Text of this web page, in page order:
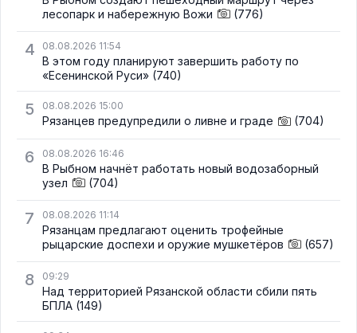
лесопарк и набережную Вожи
(776)
4 08.08.2026 11:54
В этом году планируют завершить работу по
«Есенинской Руси» (740)
5 08.08.2026 15:00
Рязанцев предупредили о ливне и граде (704)
6 08.08.2026 16:46
В Рыбном начнёт работать новый водозаборный
узел
(704)
7 08.08.2026 11:14
Рязанцам предлагают оценить трофейные
рыцарские доспехи и оружие мушкетёров
(657)
8 09:29
Над территорией Рязанской области сбили пять
БПЛА (149)